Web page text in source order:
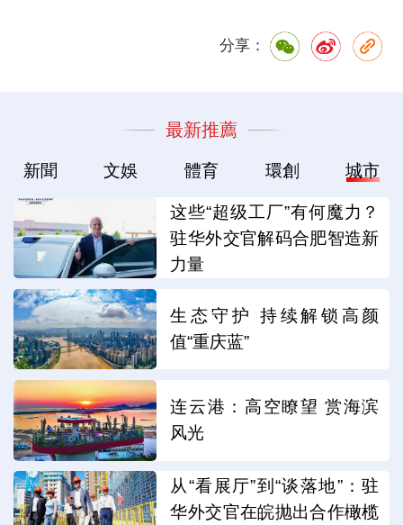
分享：
最新推薦
新聞 文娛 體育 環創 城市
这些“超级工厂”有何魔力？
驻华外交官解码合肥智造新
力量
生态守护 持续解锁高颜
值“重庆蓝”
连云港：高空瞭望 赏海滨
风光
从“看展厅”到“谈落地”：驻
华外交官在皖抛出合作橄榄